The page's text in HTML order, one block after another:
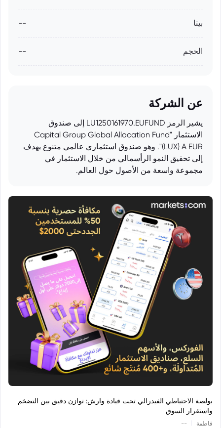
بيتا --
الحجم --
عن الشركة
يشير الرمز LU1250161970.EUFUND إلى صندوق
الاستثمار "Capital Group Global Allocation Fund
(LUX) A EUR". وهو صندوق استثماري عالمي متنوع يهدف
إلى تحقيق النمو الرأسمالي من خلال الاستثمار في
مجموعة واسعة من الأصول حول العالم.
بولصة الاحتياطي الفيدرالي تحت قيادة وارش: توازن دقيق بين التضخم
واستقرار السوق
فاطمة --